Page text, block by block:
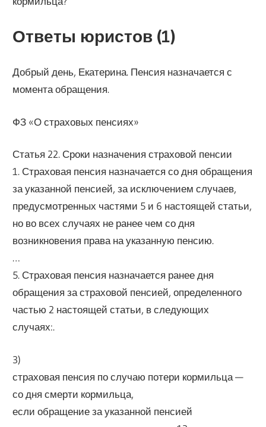
Ответы юристов (1)
Добрый день, Екатерина. Пенсия назначается с
момента обращения.
ФЗ «О страховых пенсиях»
Статья 22. Сроки назначения страховой пенсии
1. Страховая пенсия назначается со дня обращения
за указанной пенсией, за исключением случаев,
предусмотренных частями 5 и 6 настоящей статьи,
но во всех случаях не ранее чем со дня
возникновения права на указанную пенсию.
…
5. Страховая пенсия назначается ранее дня
обращения за страховой пенсией, определенного
частью 2 настоящей статьи, в следующих
случаях:.
3)
страховая пенсия по случаю потери кормильца —
со дня смерти кормильца,
если обращение за указанной пенсией